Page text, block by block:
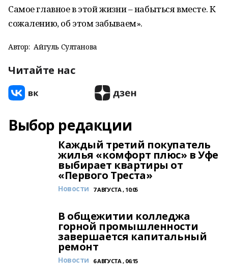
Самое главное в этой жизни – набыться вместе. К
сожалению, об этом забываем».
Автор: Айгуль Султанова
Читайте нас
Выбор редакции
Каждый третий покупатель
жилья «комфорт плюс» в Уфе
выбирает квартиры от
«Первого Треста»
Новости 7 АВГУСТА , 10:05
В общежитии колледжа
горной промышленности
завершается капитальный
ремонт
Новости 6 АВГУСТА , 06:15